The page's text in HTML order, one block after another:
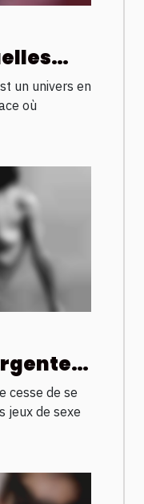
un univers en
où
en
cesse de se
jeux de sexe